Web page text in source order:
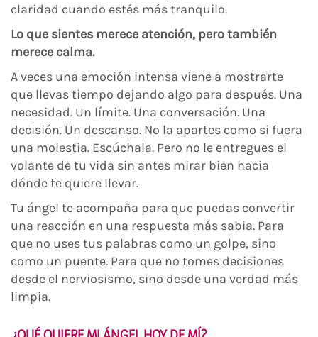
claridad cuando estés más tranquilo.
Lo que sientes merece atención, pero también
merece calma.
A veces una emoción intensa viene a mostrarte
que llevas tiempo dejando algo para después. Una
necesidad. Un límite. Una conversación. Una
decisión. Un descanso. No la apartes como si fuera
una molestia. Escúchala. Pero no le entregues el
volante de tu vida sin antes mirar bien hacia
dónde te quiere llevar.
Tu ángel te acompaña para que puedas convertir
una reacción en una respuesta más sabia. Para
que no uses tus palabras como un golpe, sino
como un puente. Para que no tomes decisiones
desde el nerviosismo, sino desde una verdad más
limpia.